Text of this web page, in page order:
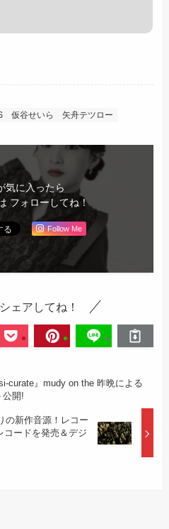
仮谷せいら 矢舟テツロー
気に入ったら
フォローしてね！
Follow Me
ェアしてね！
curate』mudy on the 昨晩による
公開!
の新作音源！レコー
コードを発売＆デジ